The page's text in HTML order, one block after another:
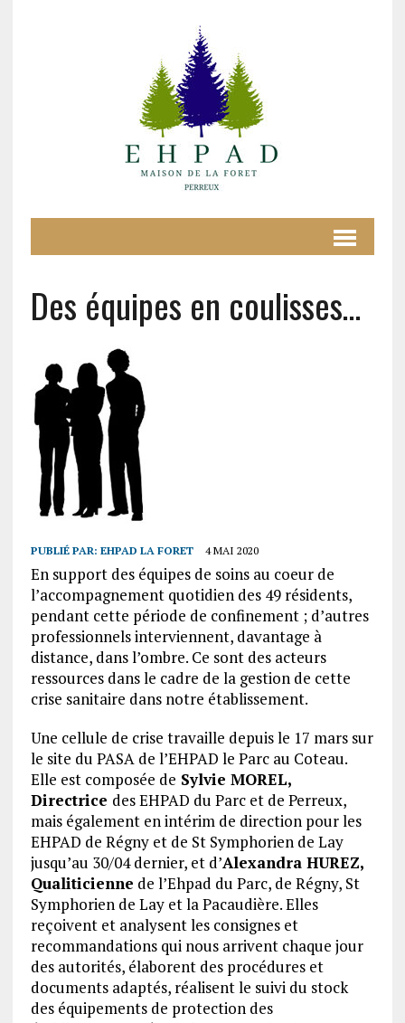
Des équipes en coulisses…
PUBLIÉ PAR: EHPAD LA FORET 4 MAI 2020
En support des équipes de soins au coeur de
l’accompagnement quotidien des 49 résidents,
pendant cette période de confinement ; d’autres
professionnels interviennent, davantage à
distance, dans l’ombre. Ce sont des acteurs
ressources dans le cadre de la gestion de cette
crise sanitaire dans notre établissement.
Une cellule de crise travaille depuis le 17 mars sur
le site du PASA de l’EHPAD le Parc au Coteau.
Elle est composée de Sylvie MOREL,
Directrice des EHPAD du Parc et de Perreux,
mais également en intérim de direction pour les
EHPAD de Régny et de St Symphorien de Lay
jusqu’au 30/04 dernier, et d’Alexandra HUREZ,
Qualiticienne de l’Ehpad du Parc, de Régny, St
Symphorien de Lay et la Pacaudière. Elles
reçoivent et analysent les consignes et
recommandations qui nous arrivent chaque jour
des autorités, élaborent des procédures et
documents adaptés, réalisent le suivi du stock
des équipements de protection des